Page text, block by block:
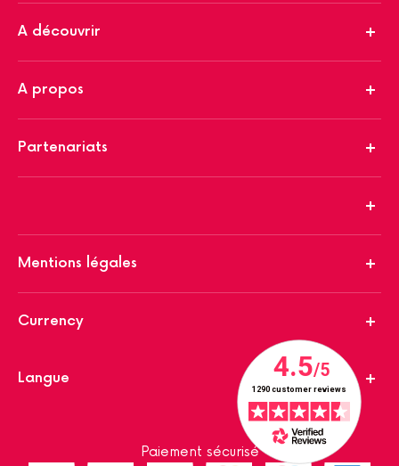
A découvrir
A propos
Partenariats
Mentions légales
Currency
Langue
Paiement sécurisé